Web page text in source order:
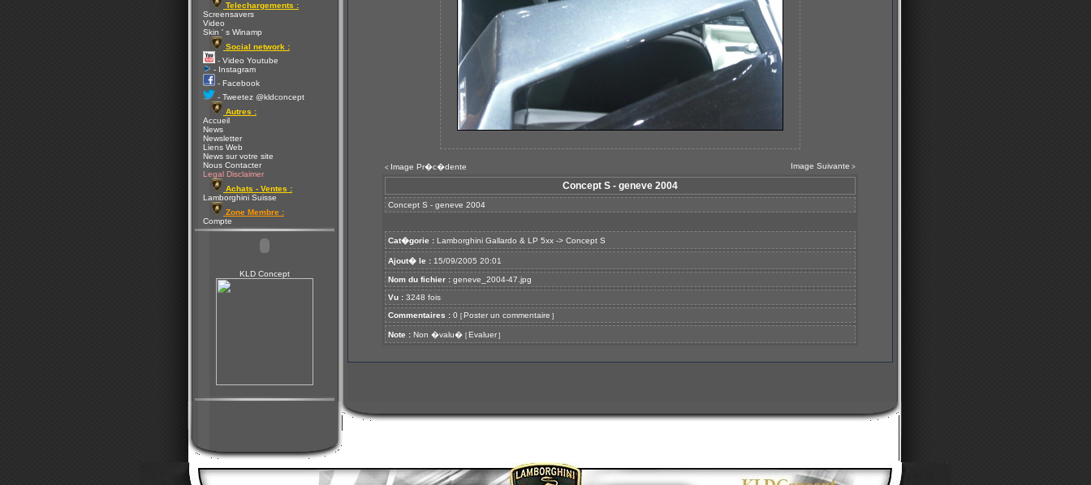
Telechargements :
Screensavers
Video
Skin ' s Winamp
Social network :
- Video Youtube
- Instagram
- Facebook
- Tweetez @kldconcept
Autres :
Accueil
News
Newsletter
Liens Web
News sur votre site
Nous Contacter
Legal Disclaimer
Achats - Ventes :
Lamborghini Suisse
Zone Membre :
Compte
KLD Concept
< Image Pr�c�dente Image Suivante >
Concept S - geneve 2004
Concept S - geneve 2004
Cat�gorie : Lamborghini Gallardo & LP 5xx -> Concept S
Ajout� le : 15/09/2005 20:01
Nom du fichier : geneve_2004-47.jpg
Vu : 3248 fois
Commentaires : 0 [ Poster un commentaire ]
Note : Non �valu� [ Evaluer ]